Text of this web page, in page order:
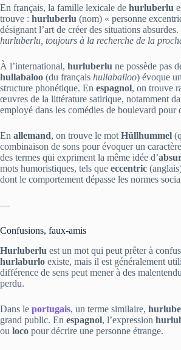
En français, la famille lexicale de hurluberlu
trouve : hurluberlu (nom) « personne
désignant l’art de créer des situations
hurluberlu, toujours à la recherche de la
À l’international, hurluberlu ne possède pas
hullabaloo (du français hullaballoo) évoque
structure phonétique. En espagnol, on trouve
œuvres de la littérature satirique, notamment
employé dans les comédies de boulevard
En allemand, on trouve le mot Hüllhummel
combinaison de sons pour évoquer un
des termes qui expriment la même idée d’
mots humoristiques, tels que eccentric
dont le comportement dépasse les normes
—
Confusions, faux‑amis
Hurluberlu est un mot qui peut prêter à
hurlaburlo existe, mais il est généralement
différence de sens peut mener à des
perdu.
Dans le portugais, un terme similaire,
grand public. En espagnol, l’expression
ou loco pour décrire une personne étrange.